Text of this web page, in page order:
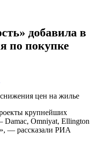
добавила в
по покупке
цен на жилье
крупнейших
Omniyat, Ellington
— рассказали РИА